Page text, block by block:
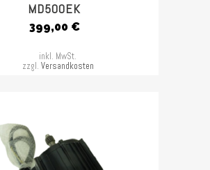
MD500EK
399,00 €
inkl. MwSt.
zzgl. Versandkosten